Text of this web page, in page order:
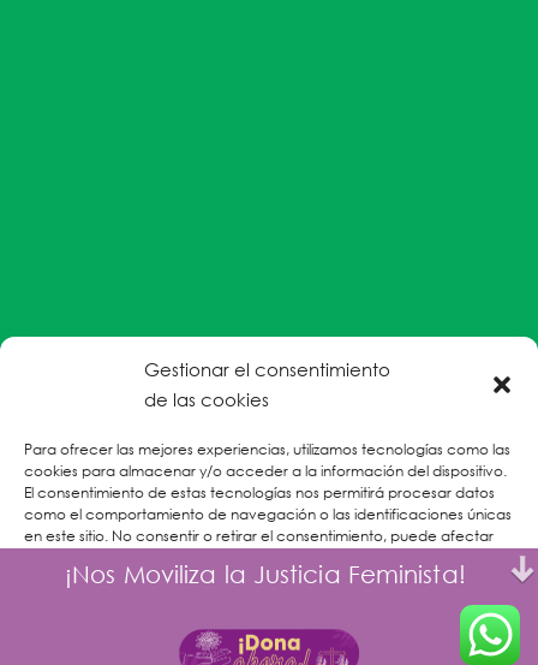
Gestionar el consentimiento
de las cookies
Para ofrecer las mejores experiencias, utilizamos tecnologías como las
cookies para almacenar y/o acceder a la información del dispositivo.
El consentimiento de estas tecnologías nos permitirá procesar datos
como el comportamiento de navegación o las identificaciones únicas
en este sitio. No consentir o retirar el consentimiento, puede afectar
Aceptar
#EnColectiva estamos comprometidas con la
parte del personal humanitario hacia personas
refugiadas, migrantes desplazadas internas y/o
victimas sobrevivientes de Violencias Basadas en
Género.
¡Nos Moviliza la Justicia Feminista!